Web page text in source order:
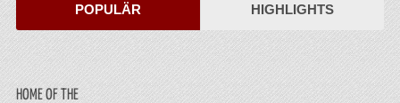
POPULÄR HIGHLIGHTS
HOME OF THE